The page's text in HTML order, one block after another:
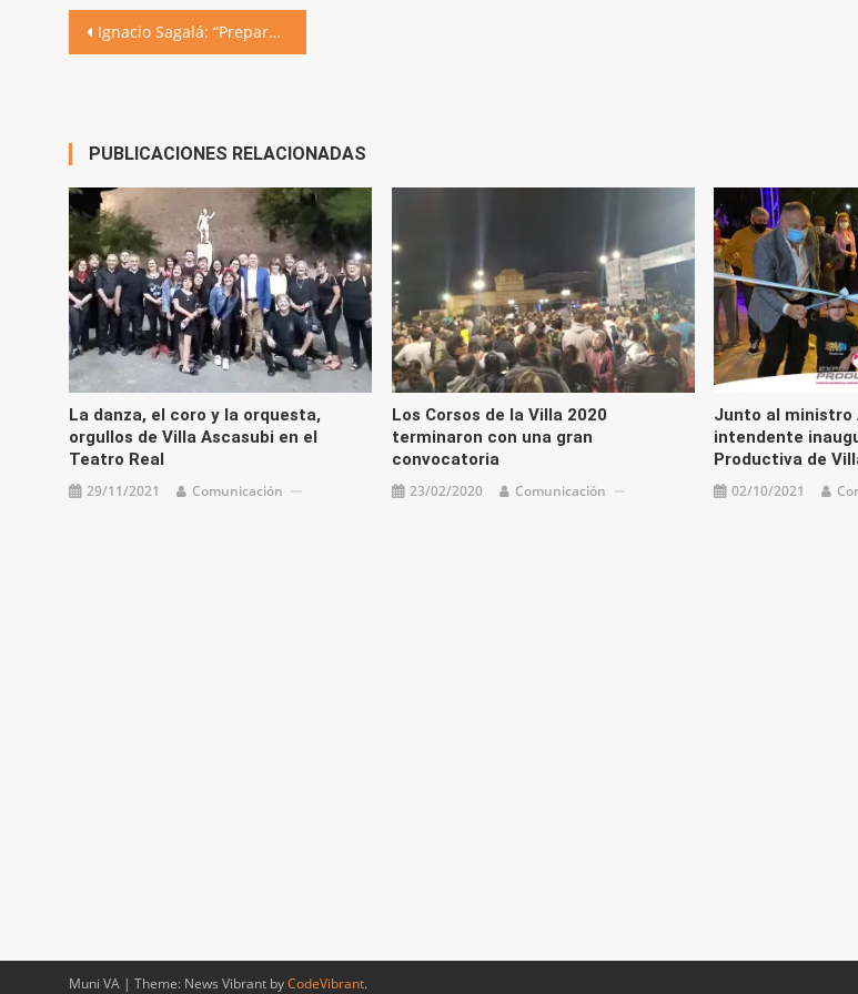
Navegación
Ignacio Sagalá: “Preparo este encuentro con mucho cariño”
PUBLICACIONES RELACIONADAS
La danza, el coro y la orquesta,
orgullos de Villa Ascasubi en el
Teatro Real
29/11/2021 Comunicación
Los Corsos de la Villa 2020
terminaron con una gran
convocatoria
23/02/2020 Comunicación
Junto al ministro
intendente
Productiva de
02/10/2021
Muni VA | Theme: News Vibrant byCodeVibrant.